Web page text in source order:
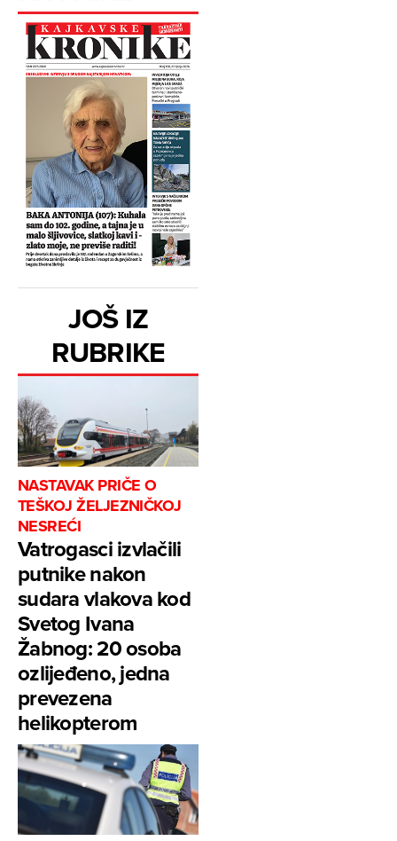
JOŠ IZ
RUBRIKE
NASTAVAK PRIČE O
TEŠKOJ ŽELJEZNIČKOJ
NESREĆI
Vatrogasci izvlačili
putnike nakon
sudara vlakova kod
Svetog Ivana
Žabnog: 20 osoba
ozlijeđeno, jedna
prevezena
helikopterom